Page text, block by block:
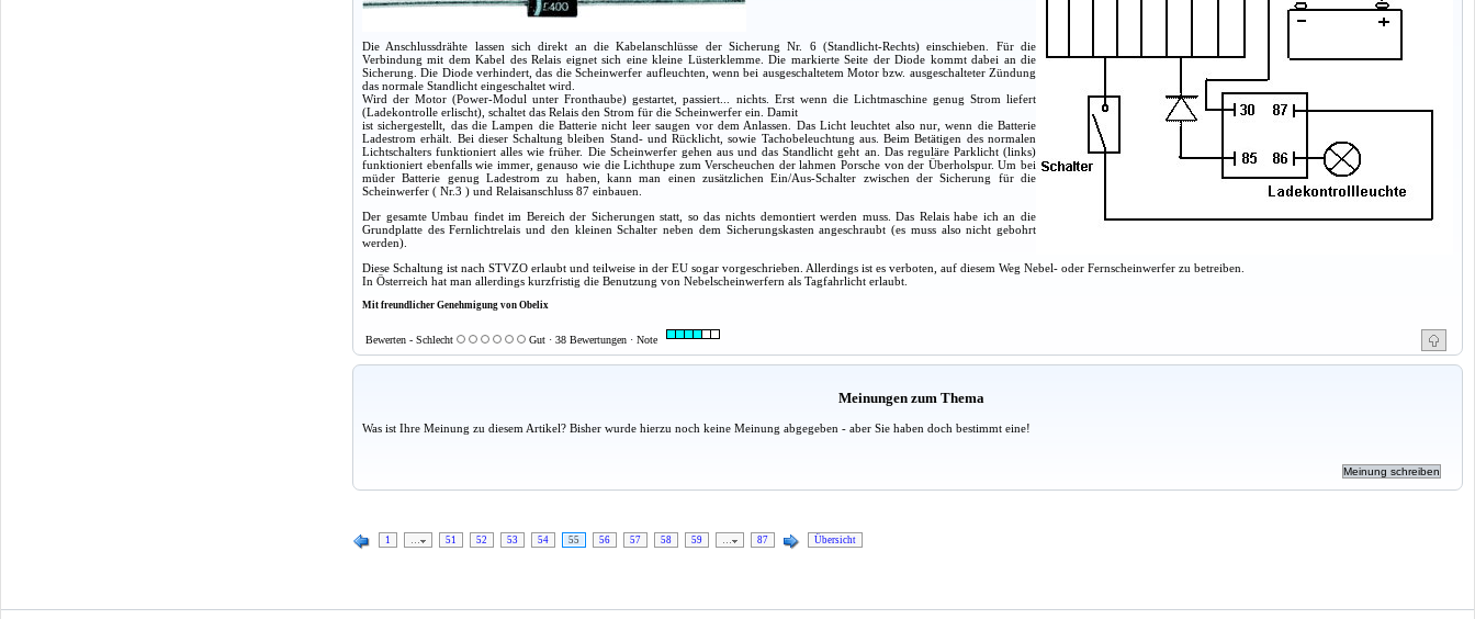
Die Anschlussdrähte lassen sich direkt an die Kabelanschlüsse der Sicherung Nr. 6 (Standlicht-Rechts) einschieben. Für die
Verbindung mit dem Kabel des Relais eignet sich eine kleine Lüsterklemme. Die markierte Seite der Diode kommt dabei an die
Sicherung. Die Diode verhindert, das die Scheinwerfer aufleuchten, wenn bei ausgeschaltetem Motor bzw. ausgeschalteter Zündung
das normale Standlicht eingeschaltet wird.
Wird der Motor (Power-Modul unter Fronthaube) gestartet, passiert... nichts. Erst wenn die Lichtmaschine genug Strom liefert
(Ladekontrolle erlischt), schaltet das Relais den Strom für die Scheinwerfer ein. Damit
ist sichergestellt, das die Lampen die Batterie nicht leer saugen vor dem Anlassen. Das Licht leuchtet also nur, wenn die Batterie
Ladestrom erhält. Bei dieser Schaltung bleiben Stand- und Rücklicht, sowie Tachobeleuchtung aus. Beim Betätigen des normalen
Lichtschalters funktioniert alles wie früher. Die Scheinwerfer gehen aus und das Standlicht geht an. Das reguläre Parklicht (links)
funktioniert ebenfalls wie immer, genauso wie die Lichthupe zum Verscheuchen der lahmen Porsche von der Überholspur. Um bei
müder Batterie genug Ladestrom zu haben, kann man einen zusätzlichen Ein/Aus-Schalter zwischen der Sicherung für die
Scheinwerfer ( Nr.3 ) und Relaisanschluss 87 einbauen.
Der gesamte Umbau findet im Bereich der Sicherungen statt, so das nichts demontiert werden muss. Das Relais habe ich an die
Grundplatte des Fernlichtrelais und den kleinen Schalter neben dem Sicherungskasten angeschraubt (es muss also nicht gebohrt
werden).
Diese Schaltung ist nach STVZO erlaubt und teilweise in der EU sogar vorgeschrieben. Allerdings ist es verboten, auf diesem Weg Nebel- oder Fernscheinwerfer zu betreiben.
In Österreich hat man allerdings kurzfristig die Benutzung von Nebelscheinwerfern als Tagfahrlicht erlaubt.
Mit freundlicher Genehmigung von Obelix
Bewerten - Schlecht Gut · 38 Bewertungen · Note
Meinungen zum Thema
Was ist Ihre Meinung zu diesem Artikel? Bisher wurde hierzu noch keine Meinung abgegeben - aber Sie haben doch bestimmt eine!
1 51 52 53 54 55 56 57 58 59 87 Übersicht